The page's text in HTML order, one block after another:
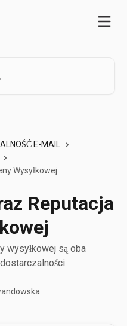
E-MAIL
Wysyłkowej
Reputacja
wysyłkowej są oba